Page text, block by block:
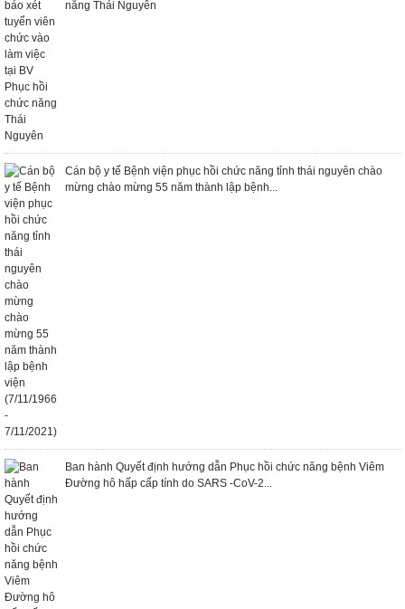
năng Thái Nguyên
Cán bộ y tế Bệnh viện phục hồi chức năng tỉnh thái nguyên chào
mừng chào mừng 55 năm thành lập bệnh...
Ban hành Quyết định hướng dẫn Phục hồi chức năng bệnh Viêm
Đường hô hấp cấp tính do SARS -CoV-2...